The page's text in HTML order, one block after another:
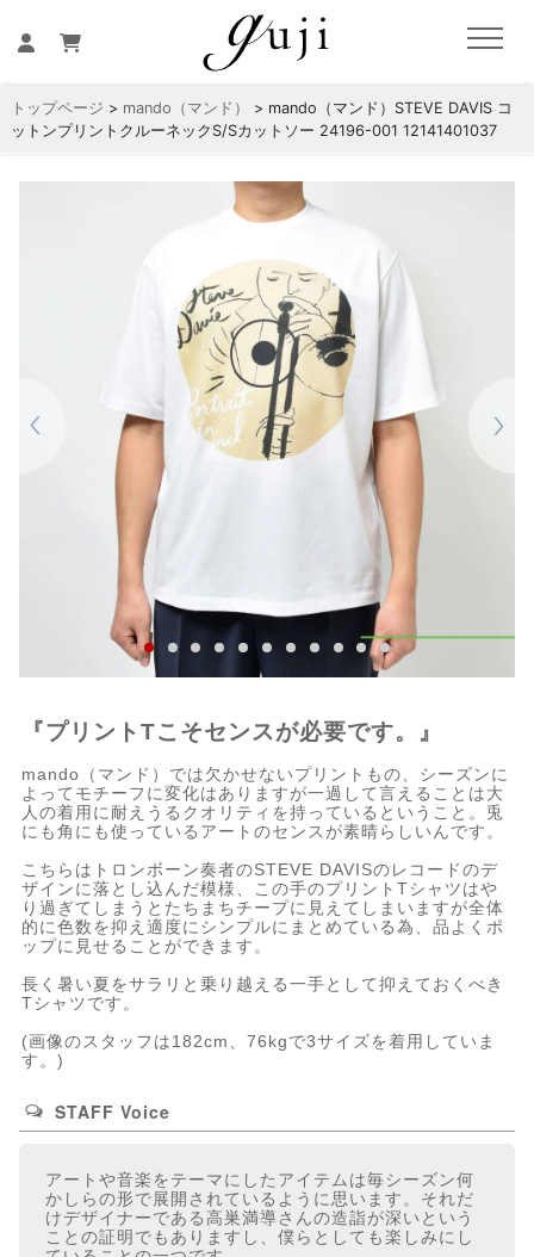
トップページ > mando（マンド）
> mando（マンド）STEVE DAVIS コ
ットンプリントクルーネックS/Sカットソー 24196-001 12141401037
『プリントTこそセンスが必要です。』
mando（マンド）では欠かせないプリントもの、シーズンに
よってモチーフに変化はありますが一過して言えることは大
人の着用に耐えうるクオリティを持っているということ。兎
にも角にも使っているアートのセンスが素晴らしいんです。
こちらはトロンボーン奏者のSTEVE DAVISのレコードのデ
ザインに落とし込んだ模様、この手のプリントTシャツはや
り過ぎてしまうとたちまちチープに見えてしまいますが全体
的に色数を抑え適度にシンプルにまとめている為、品よくポ
ップに見せることができます。
長く暑い夏をサラリと乗り越える一手として抑えておくべき
Tシャツです。
(画像のスタッフは182cm、76kgで3サイズを着用していま
す。)
STAFF Voice
アートや音楽をテーマにしたアイテムは毎シーズン何
かしらの形で展開されているように思います。それだ
けデザイナーである高巣満導さんの造詣が深いという
ことの証明でもありますし、僕らとしても楽しみにし